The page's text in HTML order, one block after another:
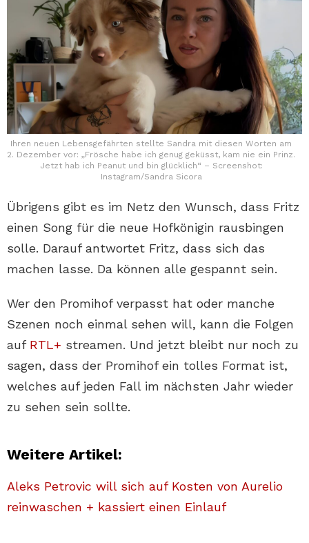
Ihren neuen Lebensgefährten stellte Sandra mit diesen Worten am
2. Dezember vor: „Frösche habe ich genug geküsst, kam nie ein Prinz.
Jetzt hab ich Peanut und bin glücklich“ – Screenshot:
Instagram/Sandra Sicora
Übrigens gibt es im Netz den Wunsch, dass Fritz
einen Song für die neue Hofkönigin rausbingen
solle. Darauf antwortet Fritz, dass sich das
machen lasse. Da können alle gespannt sein.
Wer den Promihof verpasst hat oder manche
Szenen noch einmal sehen will, kann die Folgen
auf RTL+ streamen. Und jetzt bleibt nur noch zu
sagen, dass der Promihof ein tolles Format ist,
welches auf jeden Fall im nächsten Jahr wieder
zu sehen sein sollte.
Weitere Artikel:
Aleks Petrovic will sich auf Kosten von Aurelio
reinwaschen + kassiert einen Einlauf